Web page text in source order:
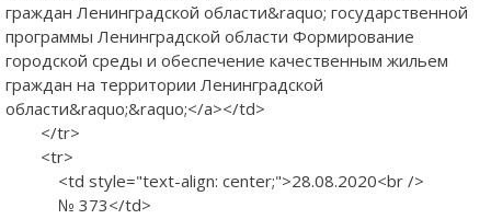
граждан Ленинградской области&raquo; государственной
программы Ленинградской области Формирование
городской среды и обеспечение качественным жильем
граждан на территории Ленинградской
области&raquo;&raquo;</a></td>
</tr>
<tr>
<td style="text-align: center;">28.08.2020<br />
№ 373</td>